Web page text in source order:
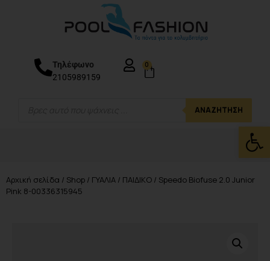
ΑΝΑΖΉΤΗΣΗ
Τηλέφωνο
2105989159
0
Αρχική σελίδα / Shop / ΓΥΑΛΙΑ / ΠΑΙΔΙΚΟ / Speedo Biofuse 2.0 Junior
Pink 8-00336315945